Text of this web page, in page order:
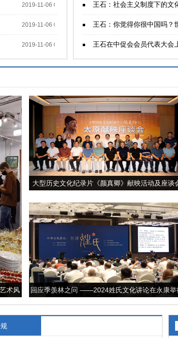
2019-11-06 02:59:12
2019-11-06 02:55:58
2019-11-06 02:50:37
王石：社会主义制度下的文
王石：你觉得你很中国吗？
王石在中促会会员代表大会
术风
大型历史文化纪录片《颜真卿》献映活动及座谈
回应季羡林之问 ——2024姓氏文化讲论在永康举